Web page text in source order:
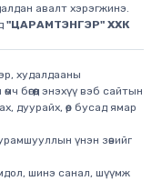
авалт хэрэгжинэ.
"ЦАРАМТЭНГЭР" ХХК
худалдааны
бөгөөд энэхүү вэб сайтын
дуурайх, өөр бусад ямар
үнэн зөвийг
шинэ санал, шүүмж